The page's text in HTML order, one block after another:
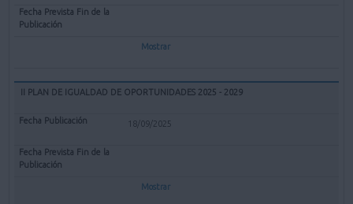
Mostrar
II PLAN DE IGUALDAD DE OPORTUNIDADES 2025 - 2029
18/09/2025
Mostrar